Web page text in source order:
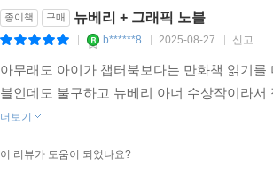
종이책 구매 뉴베리 + 그래픽 노블
b******8 2025-08-27 신고
아무래도 아이가 챕터북보다는 만화책 읽기
블인데도 불구하고 뉴베리 아너 수상작이라
더보기
이 리뷰가 도움이 되었나요?